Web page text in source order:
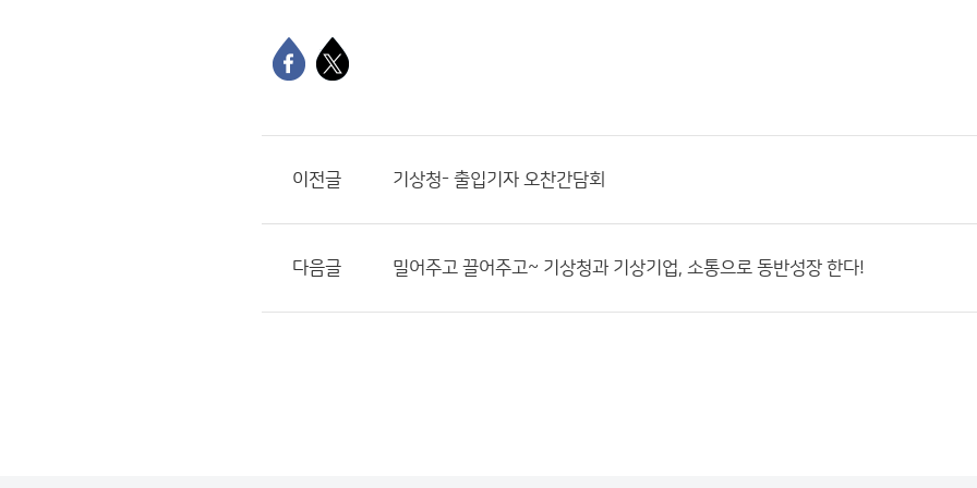
이전글 기상청- 출입기자 오찬간담회
다음글 밀어주고 끌어주고~ 기상청과 기상기업, 소통으로 동반성장 한다!